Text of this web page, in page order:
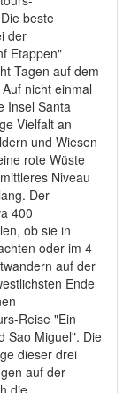
beste
der
Etappen"
Tagen auf dem
nicht einmal
Insel Santa
Vielfalt an
und Wiesen
rote Wüste
Niveau
Der
400
ob sie in
oder im 4-
auf der
Ende
Reise "Ein
Sao Miguel". Die
dieser drei
auf der
die